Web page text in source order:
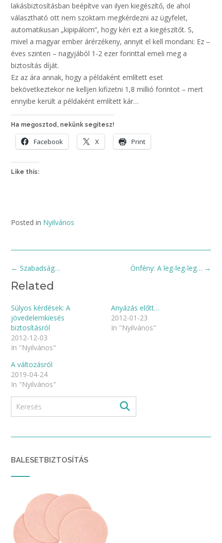
lakásbiztosításban beépítve van ilyen kiegészítő, de ahol
választható ott nem szoktam megkérdezni az ügyfelet,
automatikusan „kipipálom”, hogy kéri ezt a kiegészítőt. S,
mivel a magyar ember árérzékeny, annyit el kell mondani: Ez –
éves szinten – nagyjából 1-2 ezer forinttal emeli meg a
biztosítás díját.
Ez az ára annak, hogy a példaként említett eset
bekövetkeztekor ne kelljen kifizetni 1,8 millió forintot – mert
ennyibe került a példaként említett kár…
Ha megosztod, nekünk segítesz!
Facebook X Print
Like this:
Posted in Nyilvános
Post
Önfény: A leg-leg-leg… →
← Szabadság…
Related
Súlyos kérdések: A
jövedelemkiesés
biztosításról
2012-12-03
In "Nyilvános"
Anyázás előtt…
2012-01-23
In "Nyilvános"
A változásról
2019-04-24
In "Nyilvános"
BALESETBIZTOSÍTÁS